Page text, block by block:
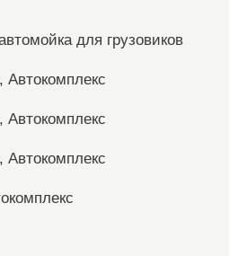
для грузовиков
Автокомплекс
Автокомплекс
Автокомплекс